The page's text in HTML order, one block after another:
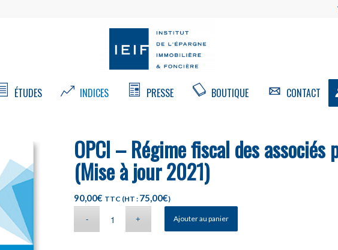
ÉTUDES INDICES PRESSE BOUTIQUE CONTACT
OPCI – Régime fiscal des associés
(Mise à jour 2021)
90,00€ TTC (HT : 75,00€)
Ajouter au panier